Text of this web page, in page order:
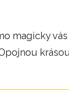
magicky